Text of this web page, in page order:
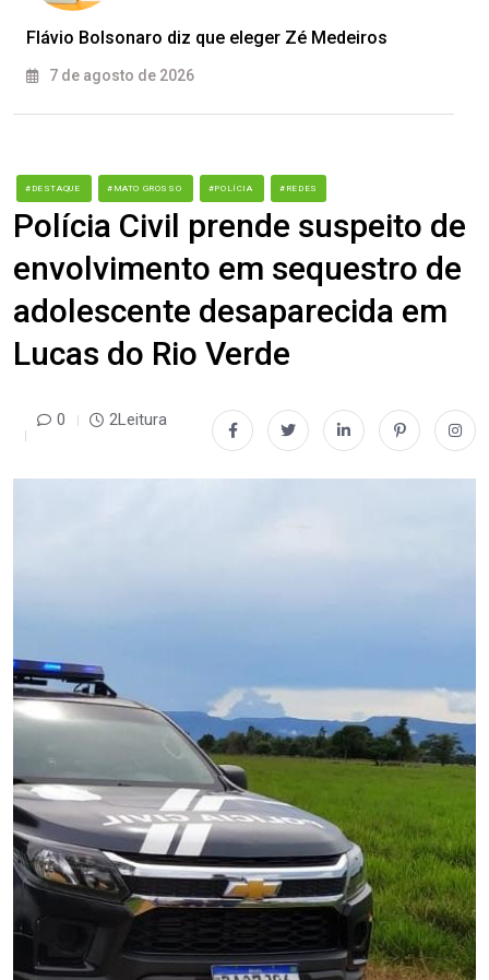
Flávio Bolsonaro diz que eleger Zé Medeiros
7 de agosto de 2026
#DESTAQUE #MATO GROSSO #POLÍCIA #REDES
Polícia Civil prende suspeito de
envolvimento em sequestro de
adolescente desaparecida em
Lucas do Rio Verde
0 2Leitura